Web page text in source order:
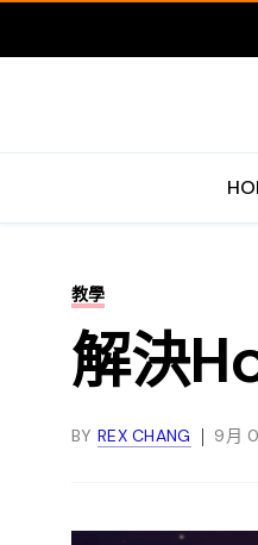
教學
解決
BY REX CHANG 9月